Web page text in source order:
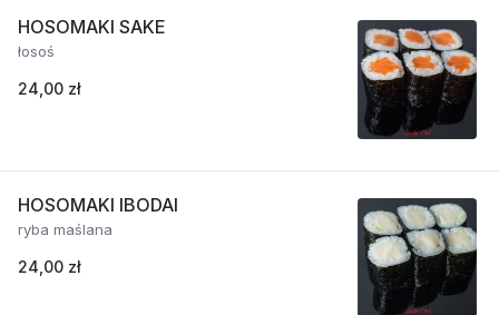
HOSOMAKI SAKE
łosoś
24,00 zł
HOSOMAKI IBODAI
ryba maślana
24,00 zł